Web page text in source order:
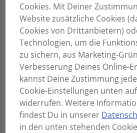
Cookies. Mit Deiner
Website zusätzliche Cookies
Cookies von Drittanbietern)
Technologien, um die
zu sichern, aus Marketing-
Verbesserung Deines Online-
kannst Deine Zustimmung
Cookie-Einstellungen unten
widerrufen. Weitere
findest Du in unserer
in den unten stehenden